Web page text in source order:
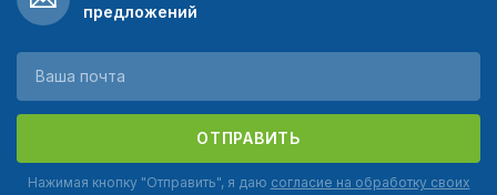
предложений
ОТПРАВИТЬ
Нажимая кнопку "Отправить", я даю согласие на обработку своих